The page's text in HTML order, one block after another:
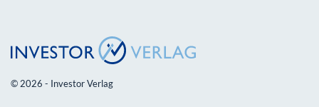
© 2026 - Investor Verlag